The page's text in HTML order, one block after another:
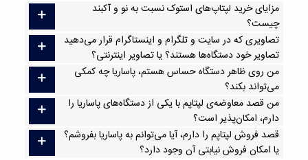
مزایای خرید لپتاپ‌های استوک نسبت به نو و آکبند
چیست؟
تصاویری که در سایت و تلگرام و اینستاگرام قرار می‌دهید
تصاویر خود دستگاه‌ها هستند؟ یا تصاویر اینترنتی؟
من روی ظاهر دستگاه حساس هستم، پاساریا چه کمکی
می‌تواند بکند؟
من قصد معاوضه‌ی لپتاپم با یکی از دستگاه‌های پاساریا را
دارم، امکان‌پذیر است؟
قصد فروش لپتاپم را دارم، آیا می‌توانم به پاساریا بفروشم؟
یا امکان فروش نیابتی آن وجود دارد؟